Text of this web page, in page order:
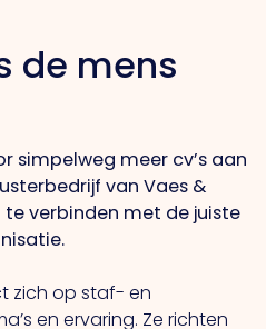
de mens
simpelweg meer cv’s aan
van Vaes &
verbinden met de juiste
zich op staf- en
en ervaring. Zerichten